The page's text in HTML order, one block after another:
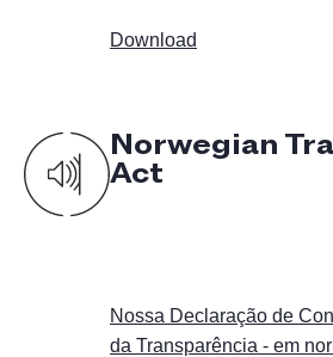
Download
Norwegian
Act
Nossa Declaração de
da Transparência - em